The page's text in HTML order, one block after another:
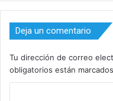
Deja un comentario
Tu dirección de correo
obligatorios están